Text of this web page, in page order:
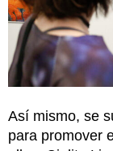
Así mismo, se
para promover